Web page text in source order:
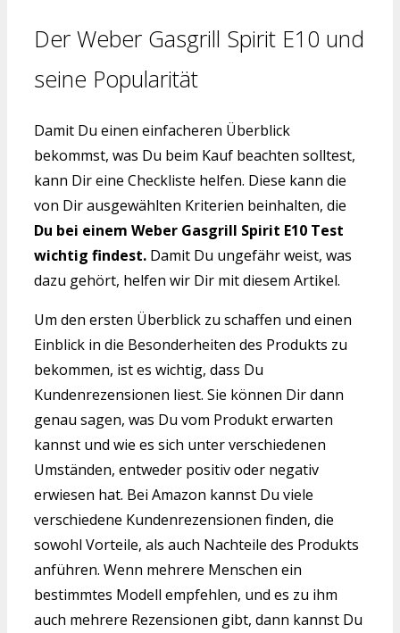
Der Weber Gasgrill Spirit E10 und
seine Popularität
Damit Du einen einfacheren Überblick
bekommst, was Du beim Kauf beachten solltest,
kann Dir eine Checkliste helfen. Diese kann die
von Dir ausgewählten Kriterien beinhalten, die
Du bei einem Weber Gasgrill Spirit E10 Test
wichtig findest. Damit Du ungefähr weist, was
dazu gehört, helfen wir Dir mit diesem Artikel.
Um den ersten Überblick zu schaffen und einen
Einblick in die Besonderheiten des Produkts zu
bekommen, ist es wichtig, dass Du
Kundenrezensionen liest. Sie können Dir dann
genau sagen, was Du vom Produkt erwarten
kannst und wie es sich unter verschiedenen
Umständen, entweder positiv oder negativ
erwiesen hat. Bei Amazon kannst Du viele
verschiedene Kundenrezensionen finden, die
sowohl Vorteile, als auch Nachteile des Produkts
anführen. Wenn mehrere Menschen ein
bestimmtes Modell empfehlen, und es zu ihm
auch mehrere Rezensionen gibt, dann kannst Du